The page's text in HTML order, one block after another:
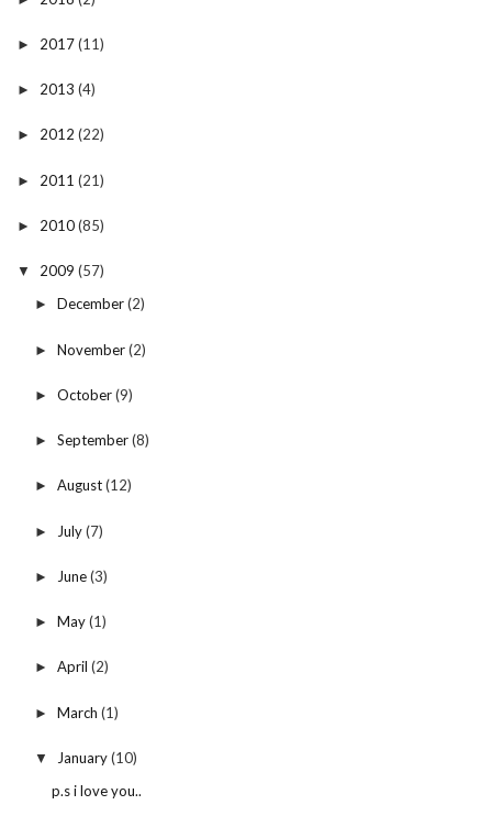
► 2017(11)
► 2013 (4)
► 2012 (22)
► 2011 (21)
► 2010(85)
▼ 2009 (57)
► December(2)
► November(2)
► October(9)
► September(8)
► August(12)
► July(7)
► June(3)
► May(1)
► April (2)
► March (1)
▼ January(10)
p.s i love you..